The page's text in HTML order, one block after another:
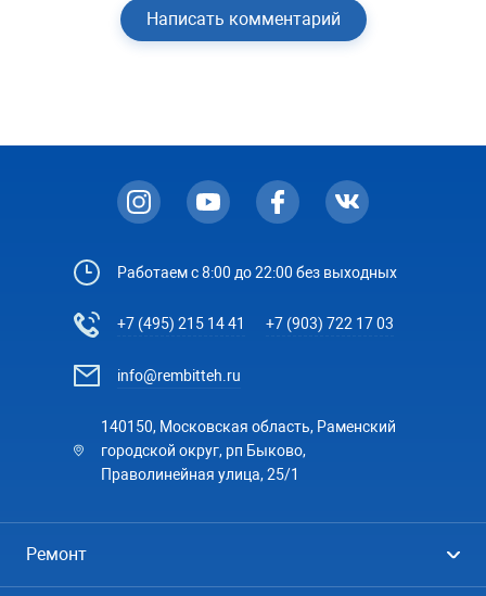
Написать комментарий
Работаем с 8:00 до 22:00 без выходных
+7 (495) 215 14 41 +7 (903) 722 17 03
info@rembitteh.ru
140150, Московская область, Раменский
городской округ, рп Быково,
Праволинейная улица, 25/1
Ремонт